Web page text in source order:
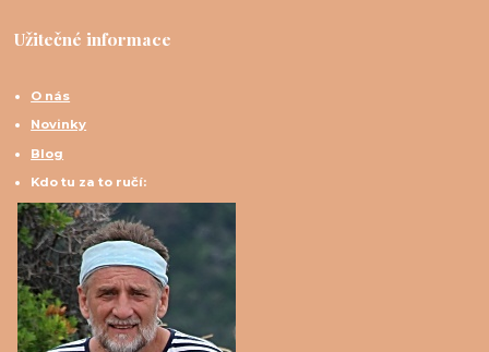
Užitečné informace
O nás
Novinky
Blog
Kdo tu za to ručí: